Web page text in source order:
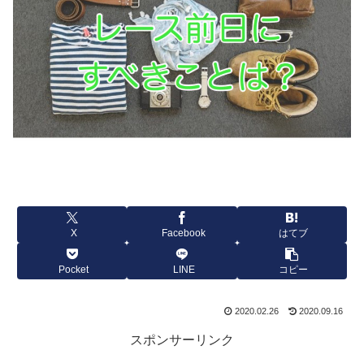
X Facebook はてブ
Pocket LINE コピー
2020.02.26 2020.09.16
スポンサーリンク